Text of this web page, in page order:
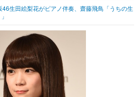
その他
46生田絵梨花がピアノ伴奏、齋藤飛鳥「うちの生